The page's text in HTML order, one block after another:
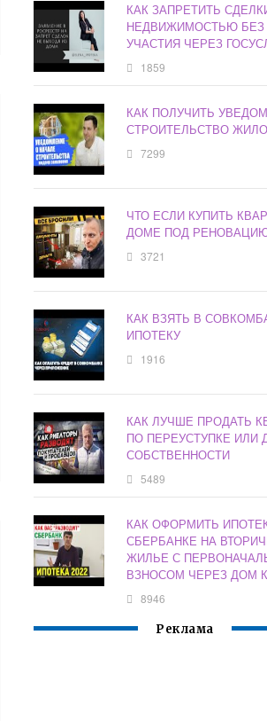
КАК ЗАПРЕТИТЬ
НЕДВИЖИМОСТЬЮ БЕЗ
УЧАСТИЯ ЧЕРЕЗ
1859
КАК ПОЛУЧИТЬ
СТРОИТЕЛЬСТВО
7299
ЧТО ЕСЛИ КУПИТЬ
ДОМЕ ПОД
3721
КАК ВЗЯТЬ В
ИПОТЕКУ
1916
КАК ЛУЧШЕ ПРОДАТЬ
ПО ПЕРЕУСТУПКЕ ИЛИ
СОБСТВЕННОСТИ
5489
КАК ОФОРМИТЬ
СБЕРБАНКЕ НА
ЖИЛЬЕ С
ВЗНОСОМ ЧЕРЕЗ ДОМ
8946
Реклама